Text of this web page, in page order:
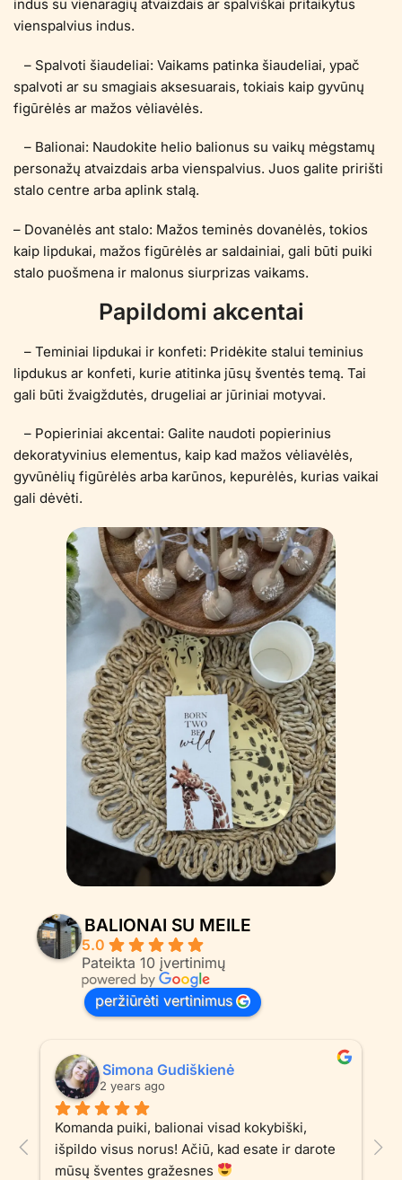
indus su vienaragių atvaizdais ar spalviškai pritaikytus
vienspalvius indus.
– Spalvoti šiaudeliai: Vaikams patinka šiaudeliai, ypač
spalvoti ar su smagiais aksesuarais, tokiais kaip gyvūnų
figūrėlės ar mažos vėliavėlės.
– Balionai: Naudokite helio balionus su vaikų mėgstamų
personažų atvaizdais arba vienspalvius. Juos galite pririšti
stalo centre arba aplink stalą.
– Dovanėlės ant stalo: Mažos teminės dovanėlės, tokios
kaip lipdukai, mažos figūrėlės ar saldainiai, gali būti puiki
stalo puošmena ir malonus siurprizas vaikams.
Papildomi akcentai
– Teminiai lipdukai ir konfeti: Pridėkite stalui teminius
lipdukus ar konfeti, kurie atitinka jūsų šventės temą. Tai
gali būti žvaigždutės, drugeliai ar jūriniai motyvai.
– Popieriniai akcentai: Galite naudoti popierinius
dekoratyvinius elementus, kaip kad mažos vėliavėlės,
gyvūnėlių figūrėlės arba karūnos, kepurėlės, kurias vaikai
gali dėvėti.
BALIONAI SU MEILE
5.0
Pateikta 10 įvertinimų
peržiūrėti vertinimus
Simona Gudiškienė
2 years ago
Komanda puiki, balionai visad kokybiški,
išpildo visus norus! Ačiū, kad esate ir darote
mūsų šventes gražesnes